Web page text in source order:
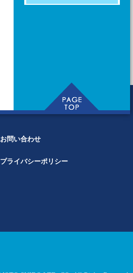
お問い合わせ
プライバシーポリシー